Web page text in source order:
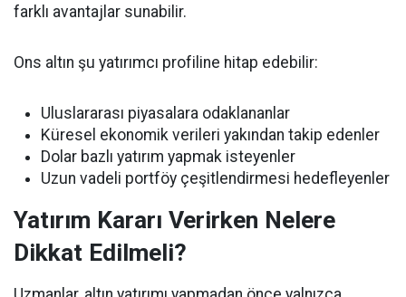
farklı avantajlar sunabilir.
Ons altın şu yatırımcı profiline hitap edebilir:
Uluslararası piyasalara odaklananlar
Küresel ekonomik verileri yakından takip edenler
Dolar bazlı yatırım yapmak isteyenler
Uzun vadeli portföy çeşitlendirmesi hedefleyenler
Yatırım Kararı Verirken Nelere
Dikkat Edilmeli?